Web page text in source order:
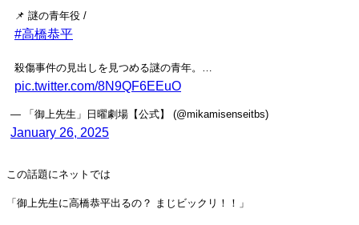
📌 謎の青年役 /
#高橋恭平
殺傷事件の見出しを見つめる謎の青年。…
pic.twitter.com/8N9QF6EEuO
— 「御上先生」日曜劇場【公式】 (@mikamisenseitbs)
January 26, 2025
この話題にネットでは
「御上先生に高橋恭平出るの？ まじビックリ！！」